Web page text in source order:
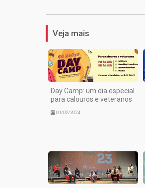
Veja mais
Day Camp: um dia especial
para calouros e veteranos
01/02/2024